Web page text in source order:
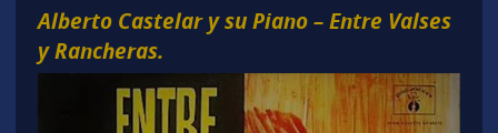
Alberto Castelar y su Piano – Entre Valses
y Rancheras.